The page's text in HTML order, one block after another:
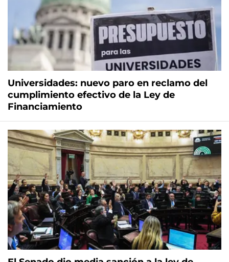
Universidades: nuevo paro en reclamo del
cumplimiento efectivo de la Ley de
Financiamiento